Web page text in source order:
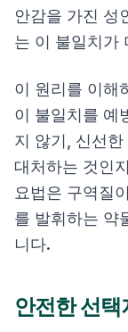
안감을 가진 성
는 이 불일치가
이 원리를 이해
이 불일치를 예
지 않기, 신선
대처하는 것인
요법은 구역질
를 발휘하는 약
니다.
안전한 선택